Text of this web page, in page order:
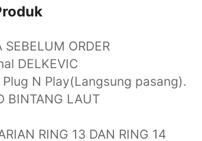
SEBELUM ORDER
DELKEVIC
Plug N Play(Langsung pasang).
BINTANG LAUT
RING 13 DAN RING 14